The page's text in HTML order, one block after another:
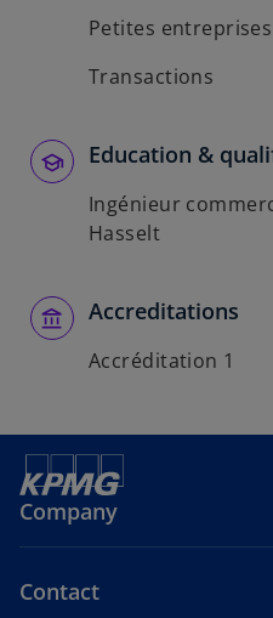
Petites entreprises
Transactions
Education &
Ingénieur
Hasselt
Accreditations
Accréditation 1
Company
Contact